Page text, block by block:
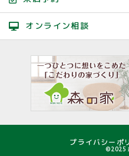
オンライン相談
プライバシーポ
©2025